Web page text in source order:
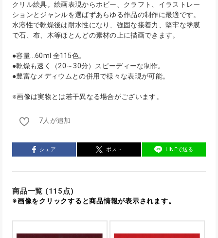
クリル絵具。絵画表現からホビー、クラフト、イラストレー
ションとジャンルを選ばずあらゆる作品の制作に最適です。
水溶性で乾燥後は耐水性になり、強固な接着力、堅牢な塗膜
で石、布、木等ほとんどの素材の上に描画できます。
●容量...60ml 全115色。
●乾燥も速く（20～30分）スピーディーな制作。
●豊富なメディウムとの併用で様々な表現が可能。
※画像は実物とは若干異なる場合がございます。
7人が追加
シェア ポスト LINEで送る
商品一覧 (115点)
※画像をクリックすると商品情報が表示されます。